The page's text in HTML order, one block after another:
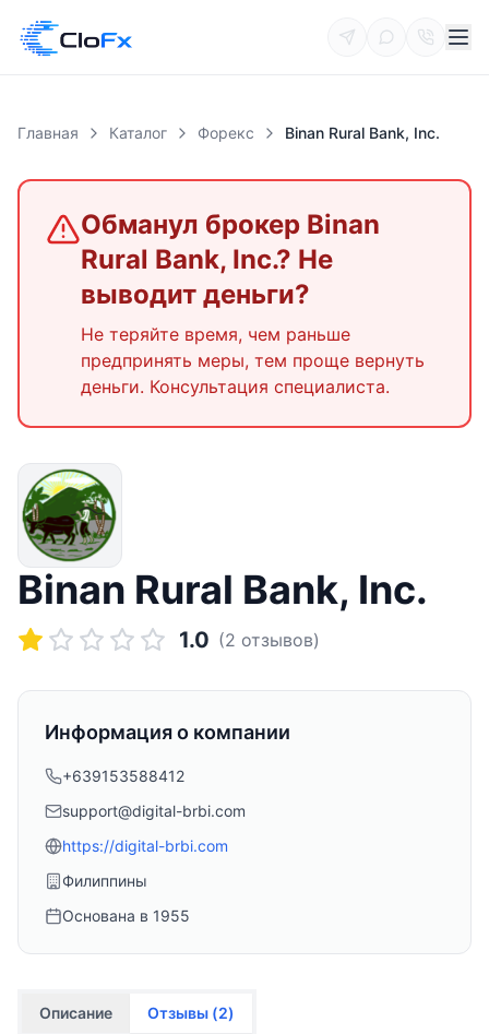
Главная Каталог Форекс Binan Rural Bank, Inc.
Обманул брокер Binan
Rural Bank, Inc.? Не
выводит деньги?
Не теряйте время, чем раньше
предпринять меры, тем проще вернуть
деньги. Консультация специалиста.
Binan Rural Bank, Inc.
1.0 (2 отзывов)
Информация о компании
+639153588412
support@digital-brbi.com
https://digital-brbi.com
Филиппины
Основана в 1955
Описание Отзывы (2)